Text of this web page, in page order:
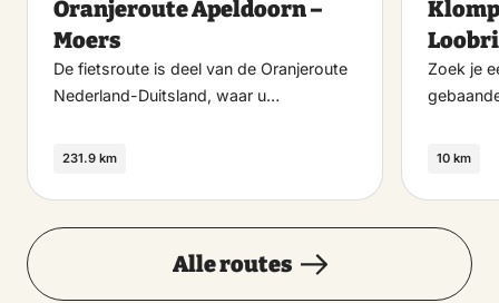
Oranjeroute Apeldoorn –
Moers
De fietsroute is deel van de Oranjeroute
Nederland-Duitsland, waar u…
231.9 km
Zoek je
10 km
Alle routes